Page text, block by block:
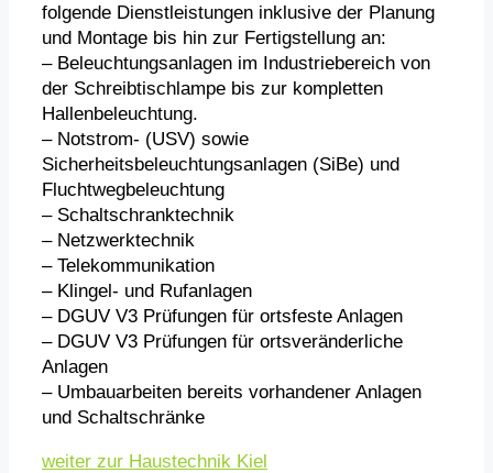
folgende Dienstleistungen inklusive der Planung
und Montage bis hin zur Fertigstellung an:
– Beleuchtungsanlagen im Industriebereich von
der Schreibtischlampe bis zur kompletten
Hallenbeleuchtung.
– Notstrom- (USV) sowie
Sicherheitsbeleuchtungsanlagen (SiBe) und
Fluchtwegbeleuchtung
– Schaltschranktechnik
– Netzwerktechnik
– Telekommunikation
– Klingel- und Rufanlagen
– DGUV V3 Prüfungen für ortsfeste Anlagen
– DGUV V3 Prüfungen für ortsveränderliche
Anlagen
– Umbauarbeiten bereits vorhandener Anlagen
und Schaltschränke
weiter zur Haustechnik Kiel